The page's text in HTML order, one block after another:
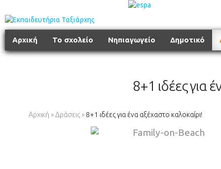
Αρχική Το σχολείο Νηπιαγωγείο Δημοτικό
Αρχική »Δράσεις » 8+1 ιδέες για ένα αξέχαστο καλοκαίρι!
8+1 ιδέες για